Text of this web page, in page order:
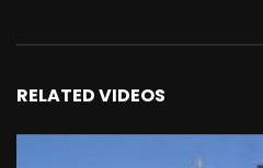
RELATED VIDEOS